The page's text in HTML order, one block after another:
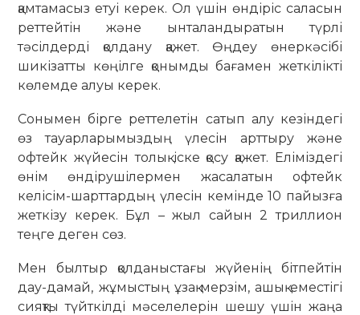
қамтамасыз етуі керек. Ол үшін өндіріс саласын
реттейтін және ынталандыратын түрлі
тәсілдерді қолдану қажет. Өңдеу өнеркәсібі
шикізатты көңілге қонымды бағамен жеткілікті
көлемде алуы керек.
Сонымен бірге реттелетін сатып алу кезіндегі
өз тауарларымыздың үлесін арттыру және
офтейк жүйесін толық іске қосу қажет. Еліміздегі
өнім өндірушілермен жасалатын офтейк
келісім-шарттардың үлесін кемінде 10 пайызға
жеткізу керек. Бұл – жыл сайын 2 триллион
теңге деген сөз.
Мен былтыр қолданыстағы жүйенің бітпейтін
дау-дамай, жұмыстың ұзақ мерзім, ашық еместігі
сияқты түйткілді мәселелерін шешу үшін жаңа